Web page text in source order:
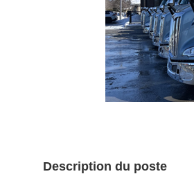
Description du poste